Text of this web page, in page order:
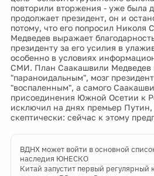
повторили вторжения - уже была
продолжает президент, он и
потому, что его попросил Николя
Медведев выражает
президенту за его усилия в
особенно в условиях
СМИ. План Саакашвили Медведев
"параноидальным", мозг
"воспаленным", а самого
присоединения Южной Осетии к
исключил на днях премьер
скептически: сейчас к этому
ВДНХ может войти в основной
наследия ЮНЕСКО
Китай запустит первый регулярный